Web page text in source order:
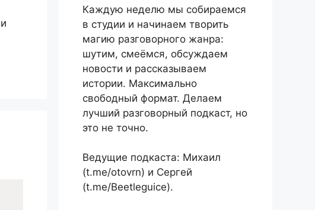
Каждую неделю мы собираемся
в студии и начинаем творить
магию разговорного жанра:
шутим, смеёмся, обсуждаем
новости и рассказываем
истории. Максимально
свободный формат. Делаем
лучший разговорный подкаст, но
это не точно.
Ведущие подкаста: Михаил
(t.me/otovrn) и Сергей
(t.me/Beetleguice).